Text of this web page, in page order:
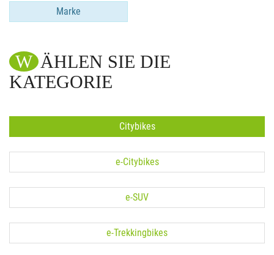
Marke
WÄHLEN SIE DIE
KATEGORIE
Citybikes
e-Citybikes
e-SUV
e-Trekkingbikes